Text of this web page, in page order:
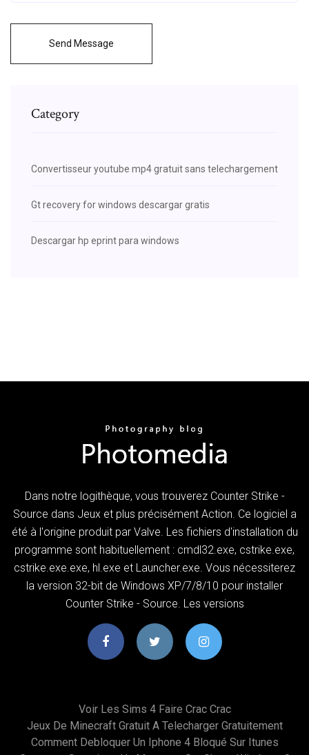
Send Message
Category
Convertisseur youtube mp4 gratuit sans telechargement
Gt recovery for windows descargar gratis
Descargar hp eprint para windows
Dans notre logithèque, vous trouverez Counter Strike -
Source dans Jeux et plus précisément Action. Ce logiciel a
été à l'origine produit par Valve. Les fichiers d'installation du
programme sont habituellement : cmdl32.exe, cstrike.exe,
cstrike.exe.exe, hl.exe et Launcher.exe. Vous nécessiterez
la version 32-bit de Windows XP/7/8/10 pour installer
Counter Strike - Source. Les versions
Voir Les Sims 4 Faire Crac Crac
Jeux De Minecraft Gratuit A Telecharger Gratuitement
Comment Debloquer Un Iphone 4 Bloqué Sur Itunes